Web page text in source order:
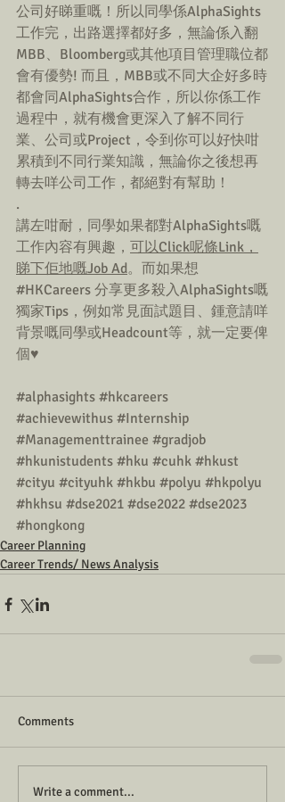
公司好睇重嘅！所以同學係AlphaSights
工作完，出路選擇都好多，無論係入翻
MBB、Bloomberg或其他項目管理職位都
會有優勢! 而且，MBB或不同大企好多時
都會同AlphaSights合作，所以你係工作
過程中，就有機會更深入了解不同行
業、公司或Project，令到你可以好快咁
累積到不同行業知識，無論你之後想再
轉去咩公司工作，都絕對有幫助！
.
講左咁耐，同學如果都對AlphaSights嘅
工作內容有興趣， 可以Click呢條Link，
睇下佢地嘅Job Ad。而如果想
#HKCareers 分享更多殺入AlphaSights嘅
獨家Tips，例如常見面試題目、鍾意請咩
背景嘅同學或Headcount等，就一定要俾
個♥️
#alphasights #hkcareers
#achievewithus #Internship
#Managementtrainee #gradjob
#hkunistudents #hku #cuhk #hkust
#cityu #cityuhk #hkbu #polyu #hkpolyu
#hkhsu #dse2021 #dse2022 #dse2023
#hongkong
Career Planning
Career Trends/ News Analysis
Comments
Write a comment...